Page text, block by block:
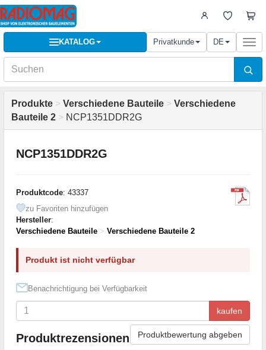
KATALOG Privatkunde DE
Produkte > Verschiedene Bauteile > Verschiedene
Bauteile 2 > NCP1351DDR2G
NCP1351DDR2G
Produktcode: 43337
zu Favoriten hinzufügen
Hersteller:
Verschiedene Bauteile > Verschiedene Bauteile 2
Produkt ist nicht verfügbar
Benachrichtigung bei Verfügbarkeit
kaufen
Produktrezensionen Produktbewertung abgeben